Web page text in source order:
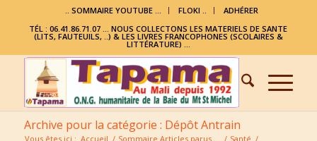
.. SOMMAIRE YOUTUBE … FLOKI ..
ADHÉRER
TÉL : 06.41.86.71.07 ... NOUS COLLECTONS LES MATERIELS DE SANTE
(LITS, FAUTEUILS, ..) & LES LIVRES FRANCOPHONES (SCOLAIRES &
LITTÉRATURE) ...
Archive pour la catégorie : Dépôt Antrain
Vous êtes ici : Accueil / Sommaire Articles parus … / Santé /